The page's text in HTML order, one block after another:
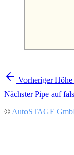
Vorheriger Höhe
Nächster Pipe auf
© AutoSTAGE